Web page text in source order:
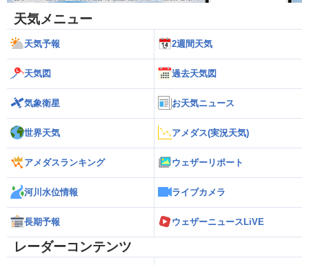
天気メニュー
天気予報 2週間天気
天気図 過去天気図
気象衛星 お天気ニュース
世界天気 アメダス(実況天気)
アメダスランキング ウェザーリポート
河川水位情報 ライブカメラ
長期予報 ウェザーニュースLiVE
レーダーコンテンツ